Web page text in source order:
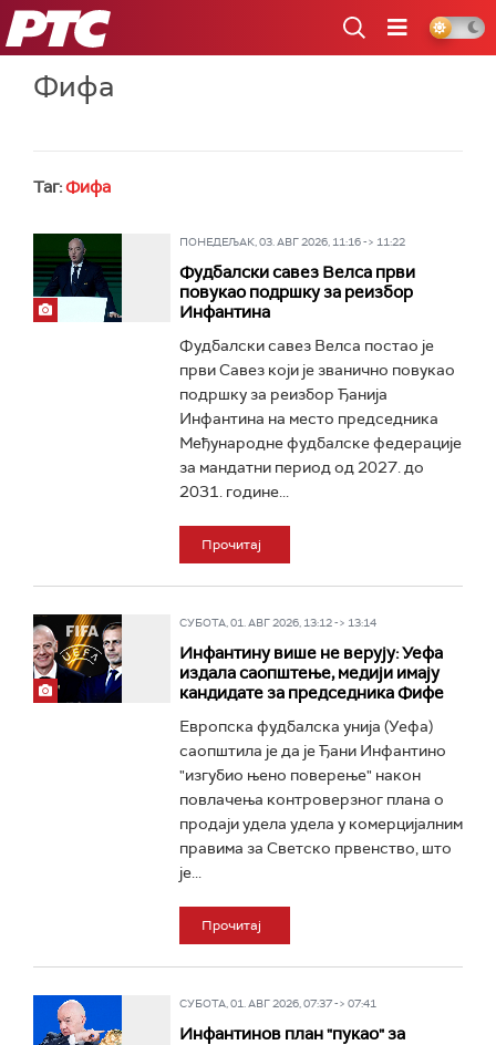
РТС
Фифа
Таг:Фифа
ПОНЕДЕЉАК, 03. АВГ 2026, 11:16 -> 11:22
Фудбалски савез Велса први
повукао подршку за реизбор
Инфантина
Фудбалски савез Велса постао је
први Савез који је званично повукао
подршку за реизбор Ђанија
Инфантина на место председника
Међународне фудбалске федерације
за мандатни период од 2027. до
2031. године...
Прочитај
СУБОТА, 01. АВГ 2026, 13:12 -> 13:14
Инфантину више не верују: Уефа
издала саопштење, медији имају
кандидате за председника Фифе
Европска фудбалска унија (Уефа)
саопштила је да је Ђани Инфантино
"изгубио њено поверење" након
повлачења контроверзног плана о
продаји удела удела у комерцијалним
правима за Светско првенство, што
је...
Прочитај
СУБОТА, 01. АВГ 2026, 07:37 -> 07:41
Инфантинов план "пукао" за